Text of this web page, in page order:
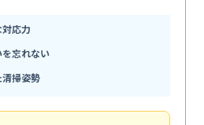
応力
忘れない
掃姿勢